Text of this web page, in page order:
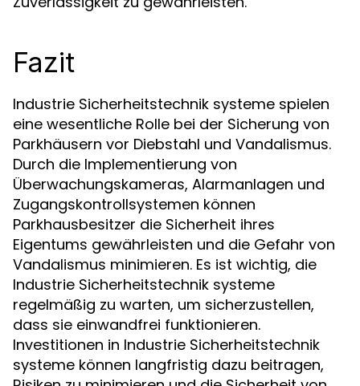
Fazit
Industrie Sicherheitstechnik systeme spielen
eine wesentliche Rolle bei der Sicherung von
Parkhäusern vor Diebstahl und Vandalismus.
Durch die Implementierung von
Überwachungskameras, Alarmanlagen und
Zugangskontrollsystemen können
Parkhausbesitzer die Sicherheit ihres
Eigentums gewährleisten und die Gefahr von
Vandalismus minimieren. Es ist wichtig, die
Industrie Sicherheitstechnik systeme
regelmäßig zu warten, um sicherzustellen,
dass sie einwandfrei funktionieren.
Investitionen in Industrie Sicherheitstechnik
systeme können langfristig dazu beitragen,